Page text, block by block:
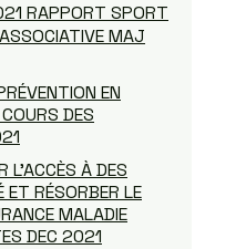
RAPPORT SPORT
MAJ
EN
DES
À DES
ET RÉSORBER LE
MALADIE
DEC 2021